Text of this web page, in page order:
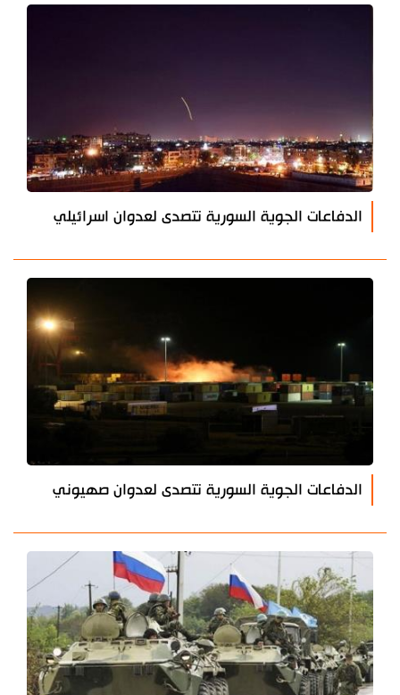
الدفاعات الجوية السورية تتصدى لعدوان اسرائيلي
الدفاعات الجوية السورية تتصدى لعدوان صهيوني